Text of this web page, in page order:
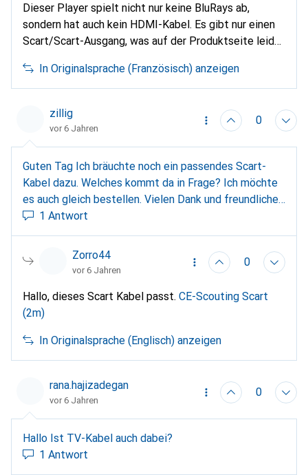
Dieser Player spielt nicht nur keine BluRays ab,
sondern hat auch kein HDMI-Kabel. Es gibt nur einen
Scart/Scart-Ausgang, was auf der Produktseite leider
In Originalsprache (Französisch) anzeigen
zillig
vor 6 Jahren
0
Guten Tag Ich bräuchte noch ein passendes Scart-
Kabel dazu. Welches kommt da in Frage? Ich möchte
es auch gleich bestellen. Vielen Dank und freundliche
Grüsse.1 Antwort
Zorro44
vor 6 Jahren
0
Hallo, dieses Scart Kabel passt. CE-Scouting Scart
(2m)
In Originalsprache (Englisch) anzeigen
rana.hajizadegan
vor 6 Jahren
0
Hallo Ist TV-Kabel auch dabei?
1 Antwort